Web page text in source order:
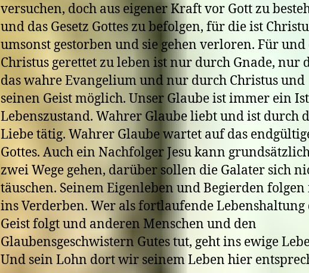
versuchen, doch aus eigener Kraft vor Gott zu
und das Gesetz Gottes zu befolgen, für die ist
umsonst gestorben und sie gehen verloren. Für
Christus gerettet zu leben ist nur durch Gnade, nur
das wahre Evangelium und nur durch Christus und
seinen Geist möglich. Unser Glaube ist immer ein
Lebenszustand. Wahrer Glaube liebt und ist durch
Liebe tätig. Wahrer Glaube wartet auf das
Gottes. Auch ein Nachfolger Jesu kann
zwei Wege gehen, darüber sollen die Galater sich
täuschen. Seinem Eigenleben und Begierden
ins Verderben. Wer als fortlaufende Lebenshaltung
Geist folgt und anderen Menschen und den
Glaubensgeschwistern Gutes tut, geht ins ewige
Und sein Lohn dort wir seinem Leben hier